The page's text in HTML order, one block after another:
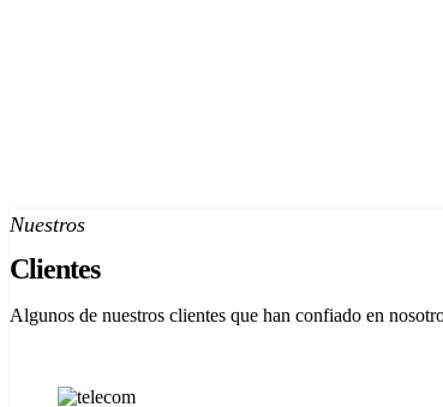
Nuestros
Clientes
Algunos de nuestros clientes que han confiado en